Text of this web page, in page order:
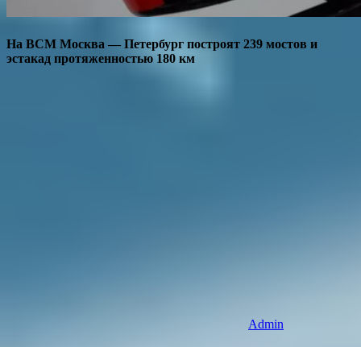
На ВСМ Москва — Петербург построят 239 мостов и
эстакад протяженностью 180 км
Admin